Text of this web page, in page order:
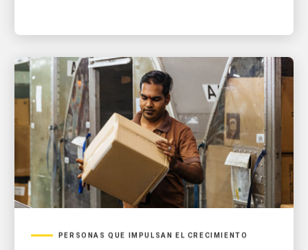
PERSONAS QUE IMPULSAN EL CRECIMIENTO